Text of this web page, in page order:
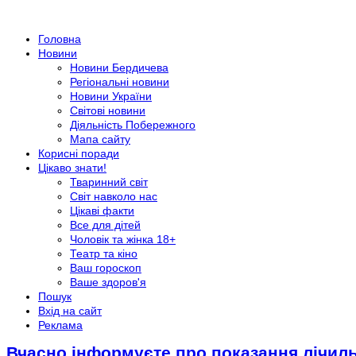
Головна
Новини
Новини Бердичева
Регіональні новини
Новини України
Світові новини
Діяльність Побережного
Мапа сайту
Корисні поради
Цікаво знати!
Тваринний світ
Світ навколо нас
Цікаві факти
Все для дітей
Чоловік та жінка 18+
Театр та кіно
Ваш гороскоп
Ваше здоров'я
Пошук
Вхід на сайт
Реклама